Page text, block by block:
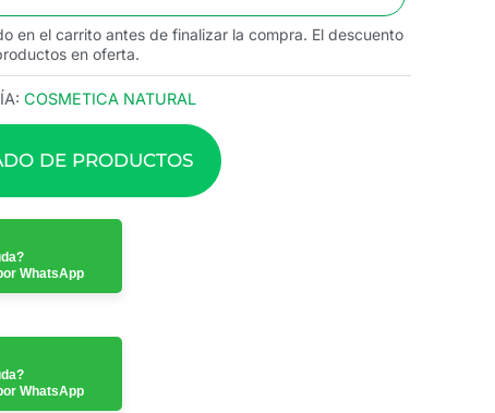
en el carrito antes de finalizar la compra. El descuento
en oferta.
COSMETICA NATURAL
DE PRODUCTOS
WhatsApp
WhatsApp